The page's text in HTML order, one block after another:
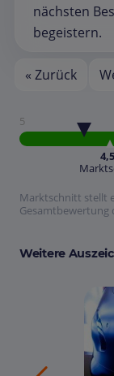
nächsten
begeistern.
« Zurück
5
Marktschnitt stellt
Gesamtbewertung
Weitere